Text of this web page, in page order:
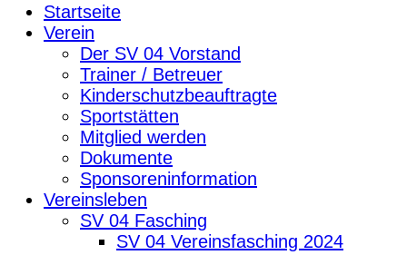
Startseite
Verein
Der SV 04 Vorstand
Trainer / Betreuer
Kinderschutzbeauftragte
Sportstätten
Mitglied werden
Dokumente
Sponsoreninformation
Vereinsleben
SV 04 Fasching
SV 04 Vereinsfasching 2024